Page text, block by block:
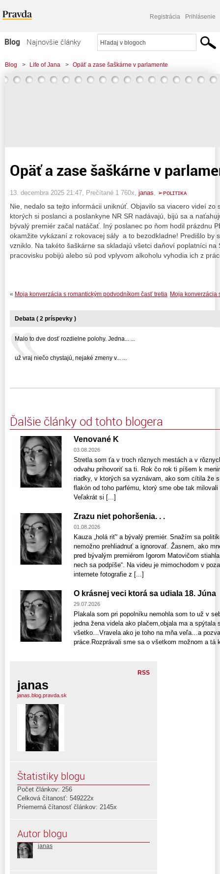
Registrácia Prihlásenie
Blog
Najnovšie články
Najčítanejšie články
Najkomentovanejšie články
Blog > Life of Jana > Opäť a zase šaškárne v parlamente
Opäť a zase šaškárne v
13. decembra 2025 21:47 , Prečítané 1 760x, janas ➢ᴘᴏʟɪᴛɪᴋᴀ
Nie, nedalo sa tejto informácii uniknúť. Objavilo sa viacero videí zo
ktorých si poslanci a poslankyne NR SR nadávajú, bijú sa a
bývalý premiér začal natáčať. Iný poslanec po ňom hodil prázdnu
okamžite vykázaní z rokovacej sály a to bezodkladne! Predišlo by
vzniklo. Na takéto šaškárne sa skladajú všetci daňoví poplatníci na
pracovisku pobijú alebo sú pod vplyvom alkoholu vyhodia ich z
Moja konverzácia
« Moja konverzácia s romantickým podvodníkom časť tretia
Debata ( 2 príspevky )
Malo to dve dosť rozdielne polohy. Jedna... ...
už vraj niečo chystajú, nejaké zmeny v... ...
Ďalšie články od tohto blogera
Venované K
03.08.2026
Stretla som ťa v troch rôznych mestách a v
odvahu prihovoriť sa ti. Rok čo rok ti píšem k
riadky, v ktorých sa vyznávam, ako som cítila že
flakón od toho parfému, ktorý sme obe tak
Veľakrát si [...]
Zrazu niet pohoršenia. . .
01.08.2026
Kauza „holá riť“ a bývalý premiér. Snažím sa
nemožno prehliadnuť a ignorovať. Žasnem, ako
pred bývalým premiérom Igorom Matovičom
nech sa podpíše“. Na videu je mimochodom v
internete fotografie z [...]
O krásnej veci ktorá sa udiala 18. Júna
29.07.2026
Plakala som pri popolníku nemohla som to už v
jedna žena videla ako plačem,objala ma a spýtala
všetko…Vravela ako je toho na mňa veľa…a
práce.Rozprávali sme sa o všetkom možnom a tá
RSS
janas
janas.blog.pravda.sk
Štatistiky blogu
Počet článkov: 256
Celková čítanosť: 549222x
Priemerná čítanosť článkov: 2145x
Autor blogu
janas